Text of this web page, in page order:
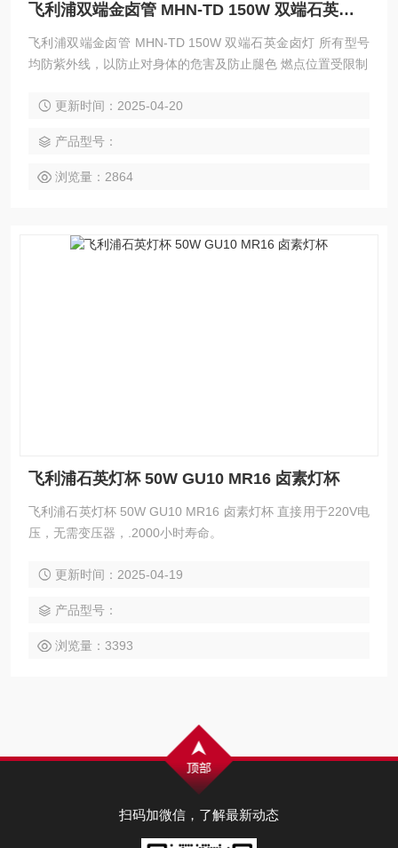
飞利浦双端金卤管 MHN-TD 150W 双端石英金卤灯
飞利浦双端金卤管 MHN-TD 150W 双端石英金卤灯 所有型号
均防紫外线，以防止对身体的危害及防止腿色 燃点位置受限制
更新时间：2025-04-20
产品型号：
浏览量：2864
飞利浦石英灯杯 50W GU10 MR16 卤素灯杯
飞利浦石英灯杯 50W GU10 MR16 卤素灯杯 直接用于220V电
压，无需变压器，.2000小时寿命。
更新时间：2025-04-19
产品型号：
浏览量：3393
扫码加微信，了解最新动态